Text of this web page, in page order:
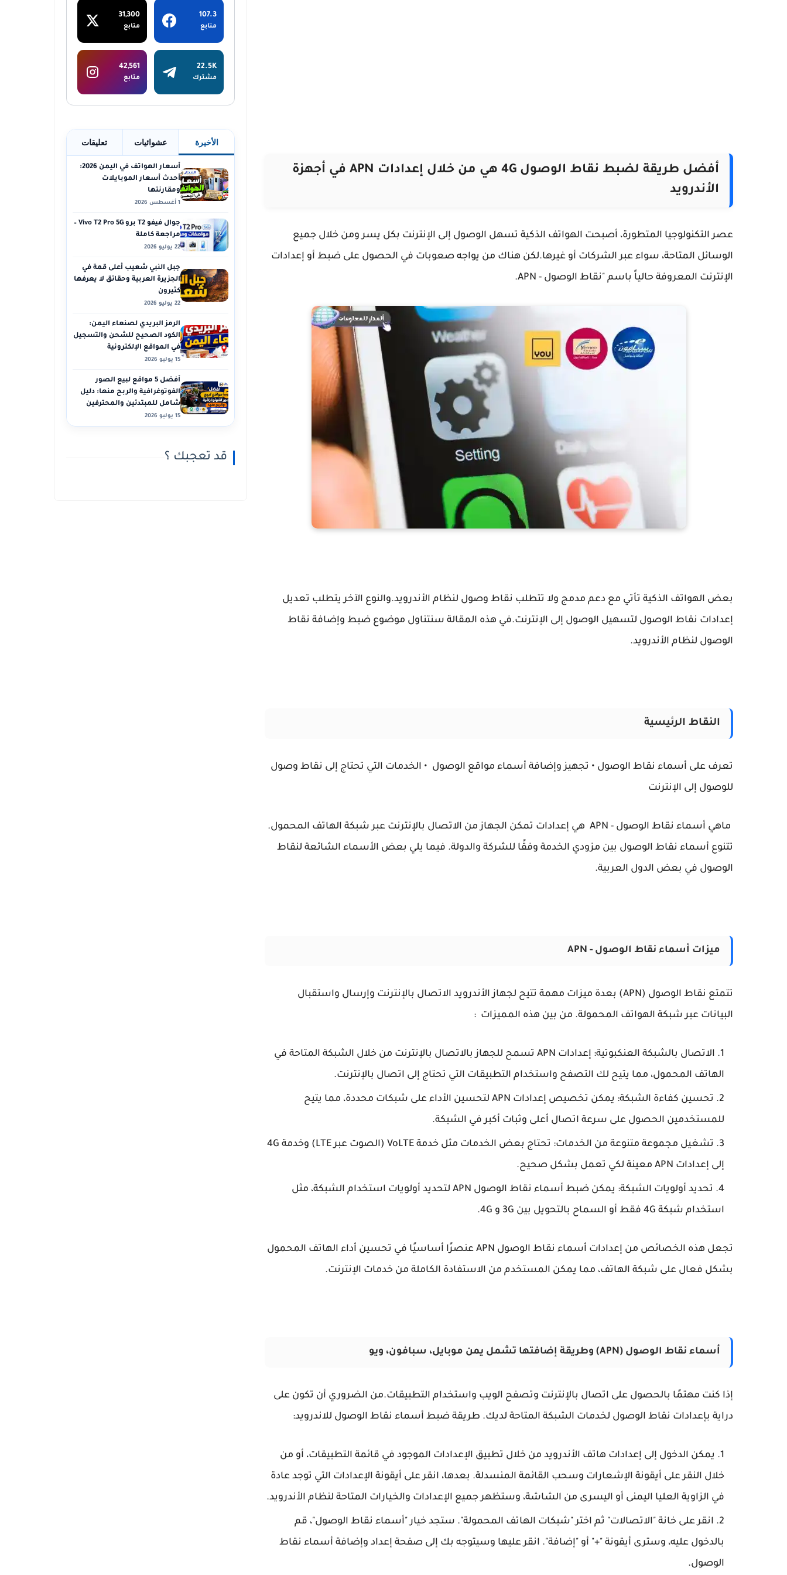
أفضل طريقة لضبط نقاط الوصول 4G هي من خلال إعدادات APN في أجهزة
الأندرويد
عصر التكنولوجيا المتطورة، أصبحت الهواتف الذكية تسهل الوصول إلى الإنترنت بكل يسر ومن خلال جميع
الوسائل المتاحة، سواء عبر الشركات أو غيرها.لكن هناك من يواجه صعوبات في الحصول على ضبط أو إعدادات
الإنترنت المعروفة حالياً باسم "نقاط الوصول - APN.
بعض الهواتف الذكية تأتي مع دعم مدمج ولا تتطلب نقاط وصول لنظام الأندرويد.والنوع الآخر يتطلب تعديل
إعدادات نقاط الوصول لتسهيل الوصول إلى الإنترنت.في هذه المقالة سنتناول موضوع ضبط وإضافة نقاط
الوصول لنظام الأندرويد.
النقاط الرئيسية
تعرف على أسماء نقاط الوصول • تجهيز وإضافة أسماء مواقع الوصول • الخدمات التي تحتاج إلى نقاط وصول
للوصول إلى الإنترنت
ماهي أسماء نقاط الوصول - APN
هي إعدادات تمكن الجهاز من الاتصال بالإنترنت عبر شبكة الهاتف المحمول.
تتنوع أسماء نقاط الوصول بين مزودي الخدمة وفقًا للشركة والدولة. فيما يلي بعض الأسماء الشائعة لنقاط
الوصول في بعض الدول العربية.
ميزات أسماء نقاط الوصول - APN
تتمتع نقاط الوصول (APN) بعدة ميزات مهمة تتيح لجهاز الأندرويد الاتصال بالإنترنت وإرسال واستقبال
البيانات عبر شبكة الهواتف المحمولة. من بين هذه المميزات :
الاتصال بالشبكة العنكبوتية: إعدادات APN تسمح للجهاز بالاتصال بالإنترنت من خلال الشبكة المتاحة في
الهاتف المحمول، مما يتيح لك التصفح واستخدام التطبيقات التي تحتاج إلى اتصال بالإنترنت.
تحسين كفاءة الشبكة: يمكن تخصيص إعدادات APN لتحسين الأداء على شبكات محددة، مما يتيح
للمستخدمين الحصول على سرعة اتصال أعلى وثبات أكبر في الشبكة.
تشغيل مجموعة متنوعة من الخدمات: تحتاج بعض الخدمات مثل خدمة VoLTE (الصوت عبر LTE) وخدمة 4G
إلى إعدادات APN معينة لكي تعمل بشكل صحيح.
تحديد أولويات الشبكة: يمكن ضبط أسماء نقاط الوصول APN لتحديد أولويات استخدام الشبكة، مثل
استخدام شبكة 4G فقط أو السماح بالتحويل بين 3G و 4G.
تجعل هذه الخصائص من إعدادات أسماء نقاط الوصول APN عنصرًا أساسيًا في تحسين أداء الهاتف المحمول
بشكل فعال على شبكة الهاتف، مما يمكن المستخدم من الاستفادة الكاملة من خدمات الإنترنت.
أسماء نقاط الوصول (APN) وطريقة إضافتها تشمل يمن موبايل، سبافون، ويو
إذا كنت مهتمًا بالحصول على اتصال بالإنترنت وتصفح الويب واستخدام التطبيقات.من الضروري أن تكون على
دراية بإعدادات نقاط الوصول لخدمات الشبكة المتاحة لديك. طريقة ضبط أسماء نقاط الوصول للاندرويد:
يمكن الدخول إلى إعدادات هاتف الأندرويد من خلال تطبيق الإعدادات الموجود في قائمة التطبيقات، أو من
خلال النقر على أيقونة الإشعارات وسحب القائمة المنسدلة. بعدها، انقر على أيقونة الإعدادات التي توجد عادة
في الزاوية العليا اليمنى أو اليسرى من الشاشة، وستظهر جميع الإعدادات والخيارات المتاحة لنظام الأندرويد.
انقر على خانة "الاتصالات" ثم اختر "شبكات الهاتف المحمولة". ستجد خيار "أسماء نقاط الوصول"، قم
بالدخول عليه، وسترى أيقونة "+" أو "إضافة". انقر عليها وسيتوجه بك إلى صفحة إعداد وإضافة أسماء نقاط
الوصول.
107.3
متابع
31,300
متابع
22.5K
مشترك
42,561
متابع
الأخيرة عشوائيات تعليقات
أسعار الهواتف في اليمن 2026:
أحدث أسعار الموبايلات
ومقارنتها
1 أغسطس 2026
جوال فيفو T2 برو Vivo T2 Pro 5G –
مراجعة كاملة
22 يوليو 2026
جبل النبي شعيب أعلى قمة في
الجزيرة العربية وحقائق لا يعرفها
كثيرون
22 يوليو 2026
الرمز البريدي لصنعاء اليمن:
الكود الصحيح للشحن والتسجيل
في المواقع الإلكترونية
15 يوليو 2026
أفضل 5 مواقع لبيع الصور
الفوتوغرافية والربح منها: دليل
شامل للمبتدئين والمحترفين
15 يوليو 2026
قد تعجبك ؟